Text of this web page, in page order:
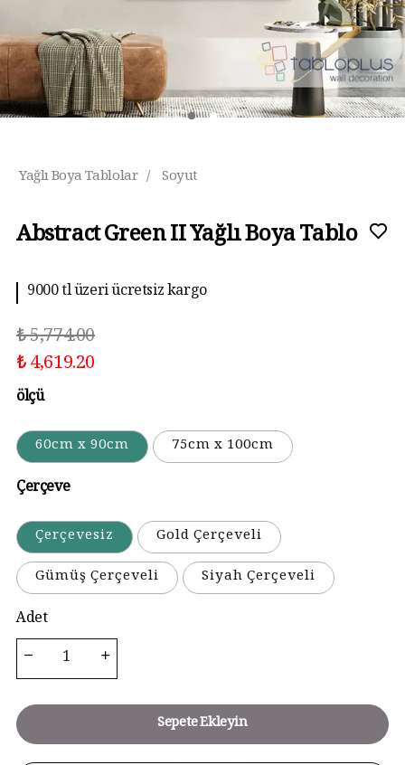
Yağlı Boya Tablolar / Soyut
Abstract Green II Yağlı Boya Tablo
9000 tl üzeri ücretsiz kargo
₺ 5,774.00
₺ 4,619.20
ölçü
60cm x 90cm 75cm x 100cm
Çerçeve
Çerçevesiz
Gold Çerçeveli
Gümüş Çerçeveli
Siyah Çerçeveli
Adet
Sepete Ekleyin